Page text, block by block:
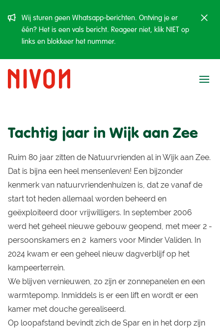
Wij sturen geen Whatsapp-berichten. Ontving je er
één? Het is een vals bericht. Reageer niet, klik NIET op
links en blokkeer het nummer.
Tachtig jaar in Wijk aan Zee
Ruim 80 jaar zitten de Natuurvrienden al in Wijk aan Zee.
Dat is bijna een heel mensenleven! Een bijzonder
kenmerk van natuurvriendenhuizen is, dat ze vanaf de
start tot heden allemaal worden beheerd en
geëxploiteerd door vrijwilligers. In september 2006
werd het geheel nieuwe gebouw geopend, met meer 2 -
persoonskamers en 2 kamers voor Minder Validen. In
2024 kwam er een geheel nieuw dagverblijf op het
kampeerterrein.
We blijven vernieuwen, zo zijn er zonnepanelen en een
warmtepomp. Inmiddels is er een lift en wordt er een
kamer met douche gerealiseerd.
Op loopafstand bevindt zich de Spar en in het dorp zijn